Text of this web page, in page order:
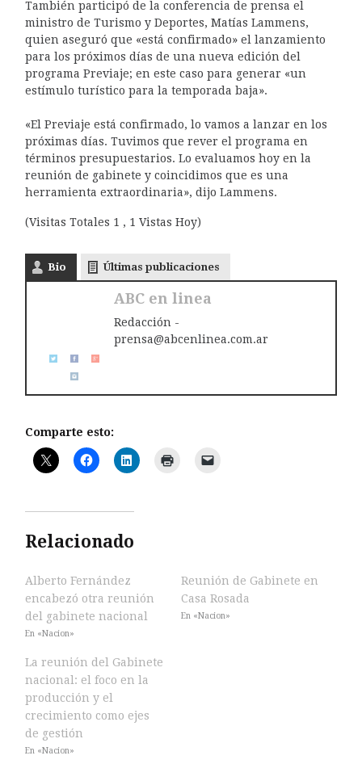
También participó de la conferencia de prensa el
ministro de Turismo y Deportes, Matías Lammens,
quien aseguró que «está confirmado» el lanzamiento
para los próximos días de una nueva edición del
programa Previaje; en este caso para generar «un
estímulo turístico para la temporada baja».
«El Previaje está confirmado, lo vamos a lanzar en los
próximas días. Tuvimos que rever el programa en
términos presupuestarios. Lo evaluamos hoy en la
reunión de gabinete y coincidimos que es una
herramienta extraordinaria», dijo Lammens.
(Visitas Totales 1 , 1 Vistas Hoy)
Bio Últimas publicaciones
ABC en linea
Redacción -
prensa@abcenlinea.com.ar
Comparte esto:
Relacionado
Alberto Fernández
encabezó otra reunión
del gabinete nacional
En «Nacion»
Reunión de Gabinete en
Casa Rosada
En «Nacion»
La reunión del Gabinete
nacional: el foco en la
producción y el
crecimiento como ejes
de gestión
En «Nacion»